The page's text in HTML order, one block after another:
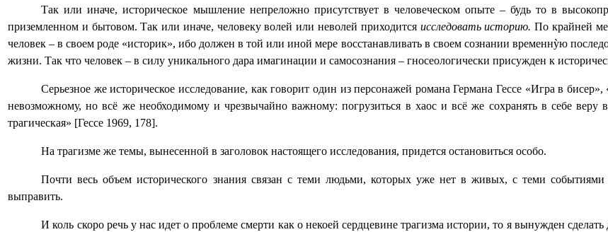
Так или иначе, историческое мышление непреложно присутствует в человеческом опыте – будь то в
приземленном и бытовом. Так или иначе, человеку волей или неволей приходится исследовать историю.По крайней
человек – в своем роде «историк», ибо должен в той или иной мере восстанавливать в своем сознании временнỳю
жизни. Так что человек – в силу уникального дара имагинации и самосознания – гносеологически присужден к
Серьезное же историческое исследование, как говорит один из персонажей романа Германа Гессе «Игра в
невозможному, но всё же необходимому и чрезвычайно важному: погрузиться в хаос и всё же сохранять в себе
трагическая» [Гессе 1969, 178].
На трагизме же темы, вынесенной в заголовок настоящего исследования, придется остановиться особо.
Почти весь объем исторического знания связан с теми людьми, которых уже нет в живых, с теми
выправить.
И коль скоро речь у нас идет о проблеме смерти как о некоей сердцевине трагизма истории, то я вынужден